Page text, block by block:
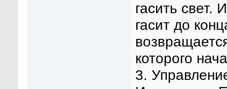
гасить свет.
гасит до
которого
3.